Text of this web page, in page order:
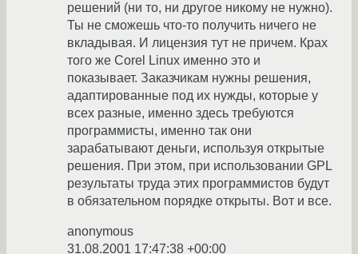
решений (ни то, ни другое никому не нужно).
Ты не сможешь что-то получить ничего не
вкладывая. И лицензия тут не причем. Крах
того же Corel Linux именно это и
показывает. Заказчикам нужны решения,
адаптированные под их нужды, которые у
всех разные, именно здесь требуются
программисты, именно так они
зарабатывают деньги, используя открытые
решения. При этом, при использовании GPL
результаты труда этих программистов будут
в обязательном порядке открыты. Вот и все.
anonymous
31.08.2001 17:47:38 +00:00